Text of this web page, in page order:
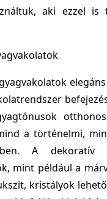
aki ezzel is
a történelmi,
A dekoratív
mint például a
kristályok